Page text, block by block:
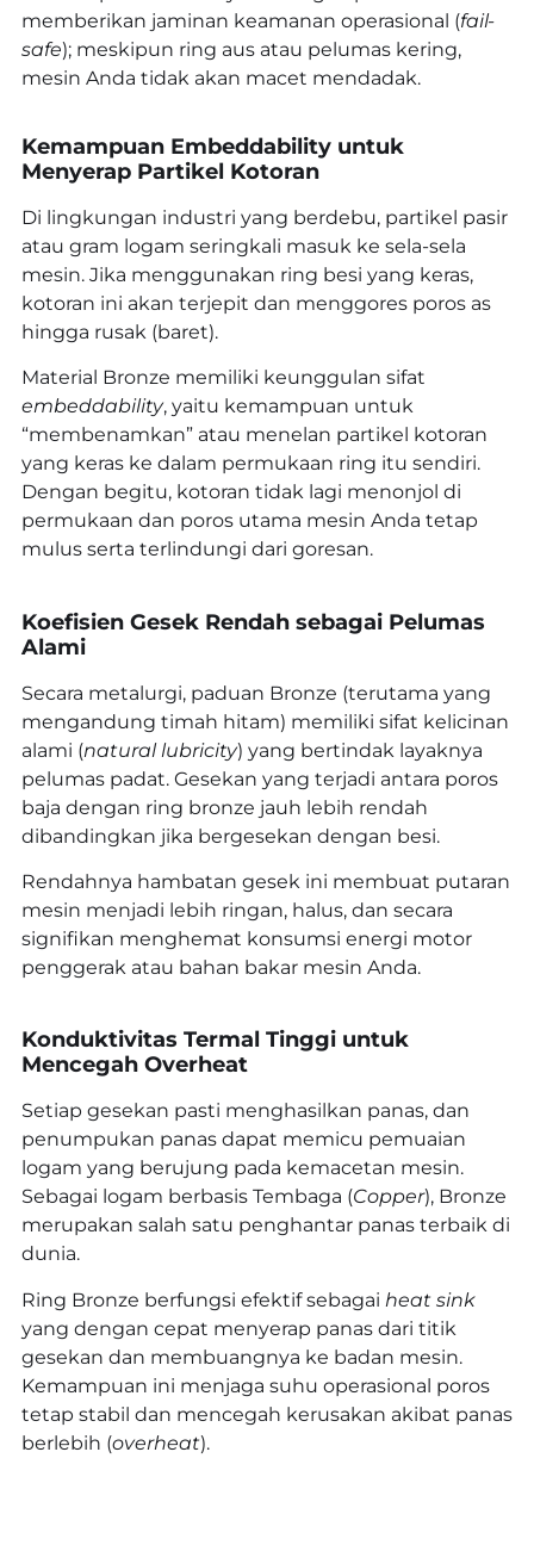
memberikan jaminan keamanan operasional (fail-
safe); meskipun ring aus atau pelumas kering,
mesin Anda tidak akan macet mendadak.
Kemampuan Embeddability untuk
Menyerap Partikel Kotoran
Di lingkungan industri yang berdebu, partikel pasir
atau gram logam seringkali masuk ke sela-sela
mesin. Jika menggunakan ring besi yang keras,
kotoran ini akan terjepit dan menggores poros as
hingga rusak (baret).
Material Bronze memiliki keunggulan sifat
embeddability, yaitu kemampuan untuk
“membenamkan” atau menelan partikel kotoran
yang keras ke dalam permukaan ring itu sendiri.
Dengan begitu, kotoran tidak lagi menonjol di
permukaan dan poros utama mesin Anda tetap
mulus serta terlindungi dari goresan.
Koefisien Gesek Rendah sebagai Pelumas
Alami
Secara metalurgi, paduan Bronze (terutama yang
mengandung timah hitam) memiliki sifat kelicinan
alami (natural lubricity) yang bertindak layaknya
pelumas padat. Gesekan yang terjadi antara poros
baja dengan ring bronze jauh lebih rendah
dibandingkan jika bergesekan dengan besi.
Rendahnya hambatan gesek ini membuat putaran
mesin menjadi lebih ringan, halus, dan secara
signifikan menghemat konsumsi energi motor
penggerak atau bahan bakar mesin Anda.
Konduktivitas Termal Tinggi untuk
Mencegah Overheat
Setiap gesekan pasti menghasilkan panas, dan
penumpukan panas dapat memicu pemuaian
logam yang berujung pada kemacetan mesin.
Sebagai logam berbasis Tembaga (Copper), Bronze
merupakan salah satu penghantar panas terbaik di
dunia.
Ring Bronze berfungsi efektif sebagai heat sink
yang dengan cepat menyerap panas dari titik
gesekan dan membuangnya ke badan mesin.
Kemampuan ini menjaga suhu operasional poros
tetap stabil dan mencegah kerusakan akibat panas
berlebih (overheat).